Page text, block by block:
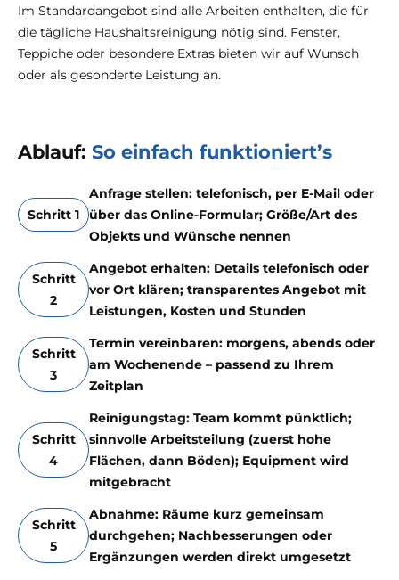
Im Standardangebot sind alle Arbeiten enthalten, die für
die tägliche Haushaltsreinigung nötig sind. Fenster,
Teppiche oder besondere Extras bieten wir auf Wunsch
oder als gesonderte Leistung an.
Ablauf: So einfach funktioniert’s
Schritt 1
Anfrage stellen: telefonisch, per E-Mail oder
über das Online-Formular; Größe/Art des
Objekts und Wünsche nennen
Schritt
2
Angebot erhalten: Details telefonisch oder
vor Ort klären; transparentes Angebot mit
Leistungen, Kosten und Stunden
Schritt
3
Termin vereinbaren: morgens, abends oder
am Wochenende – passend zu Ihrem
Zeitplan
Schritt
4
Reinigungstag: Team kommt pünktlich;
sinnvolle Arbeitsteilung (zuerst hohe
Flächen, dann Böden); Equipment wird
mitgebracht
Schritt
5
Abnahme: Räume kurz gemeinsam
durchgehen; Nachbesserungen oder
Ergänzungen werden direkt umgesetzt